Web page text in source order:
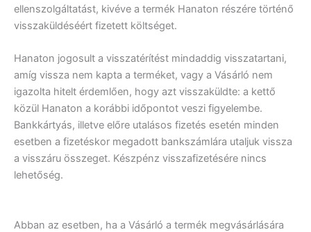
ellenszolgáltatást, kivéve a termék Hanaton részére történő
visszaküldéséért fizetett költséget.
Hanaton jogosult a visszatérítést mindaddig visszatartani,
amíg vissza nem kapta a terméket, vagy a Vásárló nem
igazolta hitelt érdemlően, hogy azt visszaküldte: a kettő
közül Hanaton a korábbi időpontot veszi figyelembe.
Bankkártyás, illetve előre utalásos fizetés esetén minden
esetben a fizetéskor megadott bankszámlára utaljuk vissza
a visszáru összeget. Készpénz visszafizetésére nincs
lehetőség.
Abban az esetben, ha a Vásárló a termék megvásárlására